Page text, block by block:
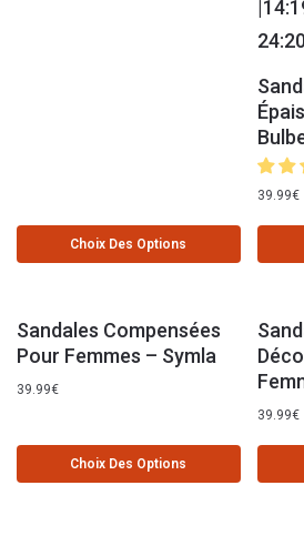
Choix Des Options
39.99€
Sandales Compensées
Pour Femmes – Symla
39.99€
Choix Des Options
39.99€